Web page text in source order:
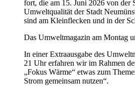
fort, die am 15. Juni 2026 von der
Umweltqualität der Stadt
sind am Kleinflecken und in der
Das Umweltmagazin am Montag
In einer Extraausgabe des
21 Uhr erfahren wir im Rahmen
„Fokus Wärme“ etwas zum
Strom gemeinsam nutzen“.